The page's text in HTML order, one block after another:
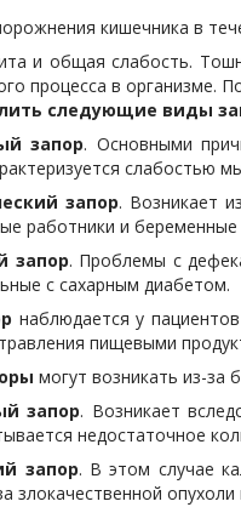
кишечника в
и общая слабость.
процесса в организме.
следующие виды
запор. Основными
слабостью
запор. Возникает
работники и
запор. Проблемы с
с сахарным диабетом.
наблюдается у
пищевыми
могут возникать из-за
запор. Возникает
недостаточное
запор. В этом случае
злокачественной